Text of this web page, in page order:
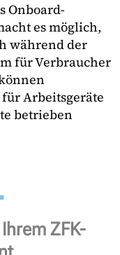
Onboard-
es möglich,
während der
für Verbraucher
Arbeitsgeräte
betrieben
ZFK-